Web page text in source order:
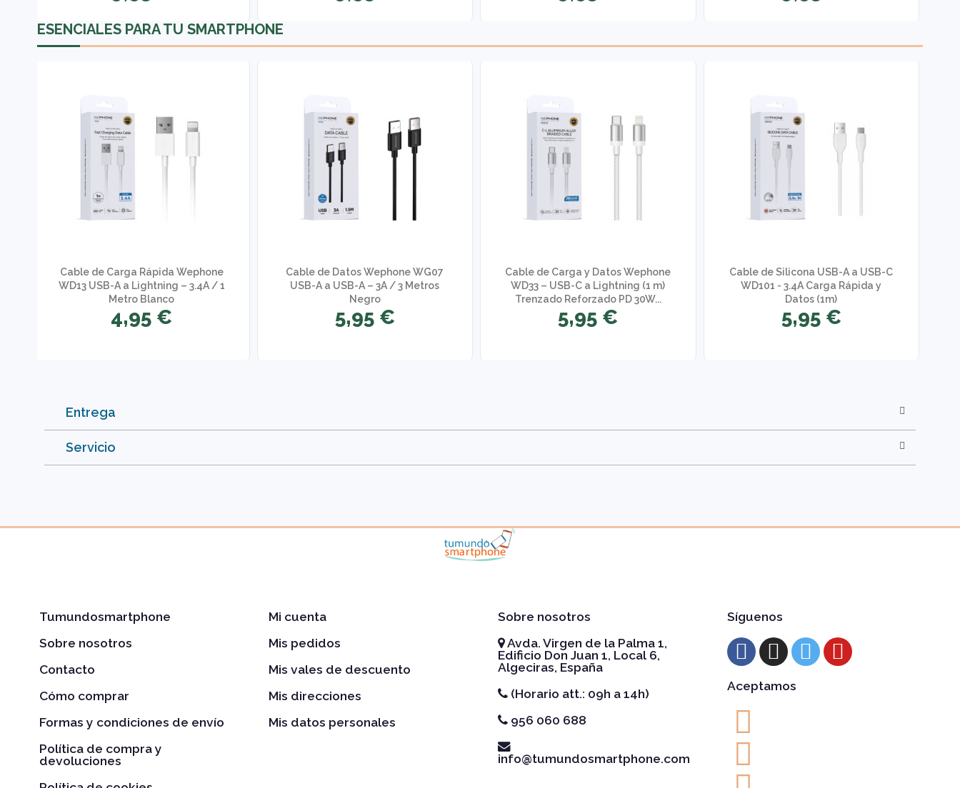
ESENCIALES PARA TU SMARTPHONE
Cable de Carga Rápida Wephone
WD13 USB-A a Lightning – 3.4A / 1
Metro Blanco
4,95 €
Cable de Datos Wephone WG07
USB-A a USB-A – 3A / 3 Metros
Negro
5,95 €
Cable de Carga y Datos Wephone
WD33 – USB-C a Lightning (1 m)
Trenzado Reforzado PD 30W...
5,95 €
Cable de Silicona USB-A a USB-C
WD101 - 3.4A Carga Rápida y
Datos (1m)
5,95 €
Entrega
Servicio
Tumundosmartphone
Sobre nosotros
Contacto
Cómo comprar
Formas y condiciones de envío
Política de compra y
devoluciones
Mi cuenta
Mis pedidos
Mis vales de descuento
Mis direcciones
Mis datos personales
Sobre nosotros
Avda. Virgen de la Palma 1,
Edificio Don Juan 1, Local 6,
Algeciras, España
(Horario att.: 09h a 14h)
956 060 688
info@tumundosmartphone.com
Síguenos
Aceptamos